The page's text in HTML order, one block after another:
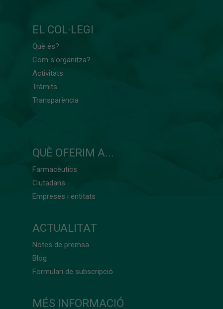
EL COL·LEGI
Què és?
Com s'organitza?
Activitats
Tràmits
Transparència
QUÈ OFERIM A...
Farmacèutics
Ciutadans
Empreses i entitats
ACTUALITAT
Notes de premsa
Blog
Formulari de subscripció
MÉS INFORMACIÓ